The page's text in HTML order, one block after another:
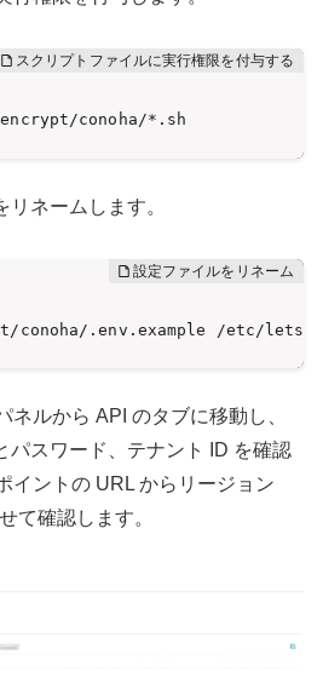
conoha/*.sh
ネームします。
conoha/.env.example /etc/
ルから API のタブに移動し、
パスワード、テナント ID を確認
イントの URL からリージョン
て確認します。